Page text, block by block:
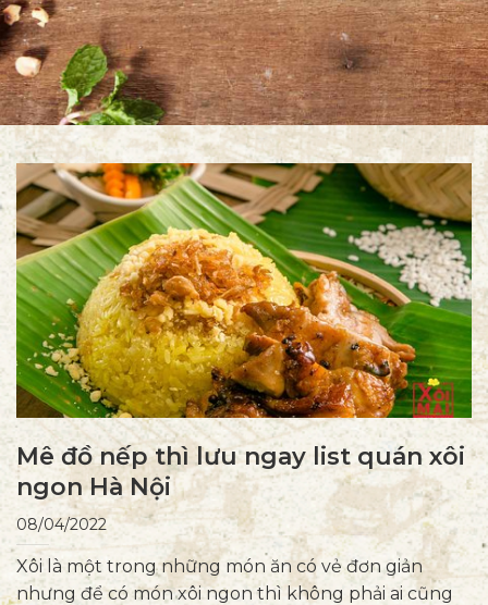
Mê đồ nếp thì lưu ngay list quán xôi
ngon Hà Nội
08/04/2022
Xôi là một trong những món ăn có vẻ đơn giản
nhưng để có món xôi ngon thì không phải ai cũng